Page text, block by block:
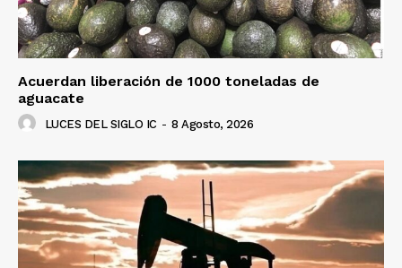
Acuerdan liberación de 1000 toneladas de
aguacate
LUCES DEL SIGLO IC - 8 Agosto, 2026